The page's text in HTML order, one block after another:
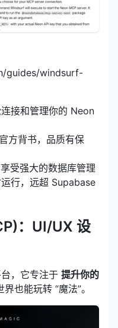
guides/windsurf-
接和管理你的 Neon
方背书，品质有保
受强大的数据库管理
行，远超 Supabase
：UI/UX 设
，它专注于 提升你的
也能玩转 “魔法”。